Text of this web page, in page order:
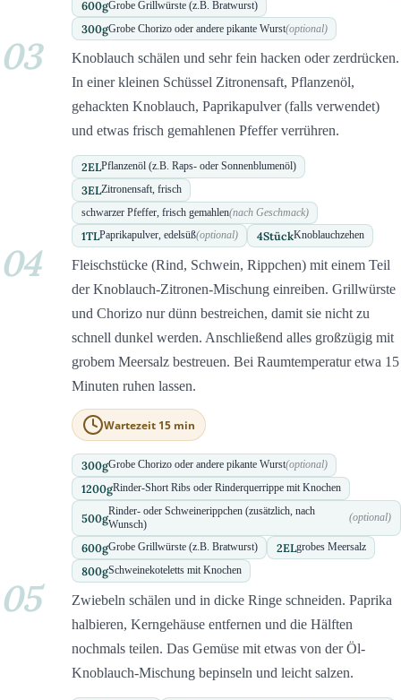
600gGrobe Grillwürste (z.B. Bratwurst)
300gGrobe Chorizo oder andere pikante Wurst(optional)
03
Knoblauch schälen und sehr fein hacken oder zerdrücken.
In einer kleinen Schüssel Zitronensaft, Pflanzenöl,
gehackten Knoblauch, Paprikapulver (falls verwendet)
und etwas frisch gemahlenen Pfeffer verrühren.
2ELPflanzenöl (z.B. Raps- oder Sonnenblumenöl)
3ELZitronensaft, frisch
schwarzer Pfeffer, frisch gemahlen(nach Geschmack)
1TLPaprikapulver, edelsüß(optional) 4StückKnoblauchzehen
04
Fleischstücke (Rind, Schwein, Rippchen) mit einem Teil
der Knoblauch-Zitronen-Mischung einreiben. Grillwürste
und Chorizo nur dünn bestreichen, damit sie nicht zu
schnell dunkel werden. Anschließend alles großzügig mit
grobem Meersalz bestreuen. Bei Raumtemperatur etwa 15
Minuten ruhen lassen.
Wartezeit 15 min
300gGrobe Chorizo oder andere pikante Wurst(optional)
1200gRinder-Short Ribs oder Rinderquerrippe mit Knochen
500gRinder- oder Schweinerippchen (zusätzlich, nach
Wunsch)
(optional)
600gGrobe Grillwürste (z.B. Bratwurst) 2ELgrobes Meersalz
800gSchweinekoteletts mit Knochen
05
Zwiebeln schälen und in dicke Ringe schneiden. Paprika
halbieren, Kerngehäuse entfernen und die Hälften
nochmals teilen. Das Gemüse mit etwas von der Öl-
Knoblauch-Mischung bepinseln und leicht salzen.